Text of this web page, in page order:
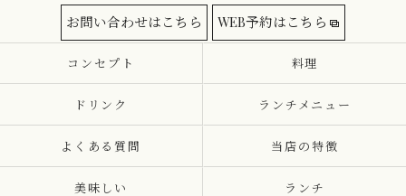
お問い合わせはこちら WEB予約はこちら
コンセプト 料理
ドリンク ランチメニュー
よくある質問 当店の特徴
美味しい ランチ